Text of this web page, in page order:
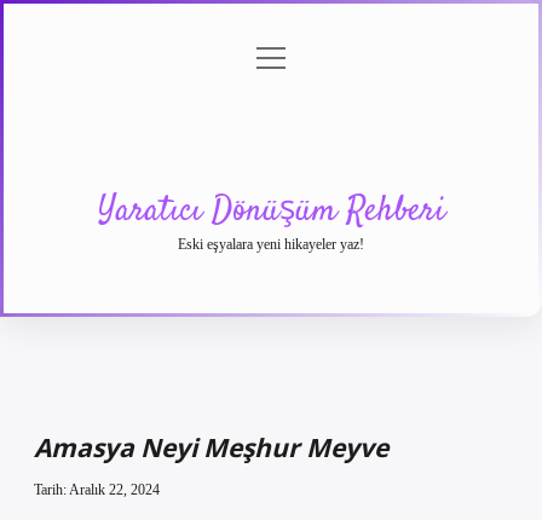
menüyü
Yaratıcı Dönüşüm Rehberi
Eski eşyalara yeni hikayeler yaz!
Amasya Neyi Meşhur Meyve
Tarih: Aralık 22, 2024